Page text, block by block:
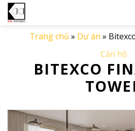
Skip
Trang chủ » Dự án »
Căn hộ
BITEXCO